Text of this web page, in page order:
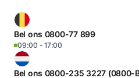
Bel ons 0800-77 899
09:00 - 17:00
Bel ons 0800-235 3227 (0800-